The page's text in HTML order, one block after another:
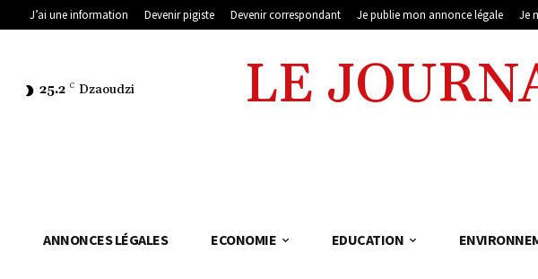
J’ai une information Devenir pigiste Devenir correspondant Je publie mon annonce légale Je
25.2 C Dzaoudzi LE
ANNONCES LÉGALES ECONOMIE EDUCATION